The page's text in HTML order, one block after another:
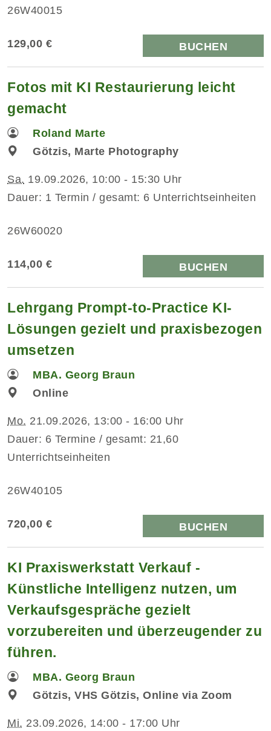
26W40015
129,00 € BUCHEN
Fotos mit KI Restaurierung leicht
gemacht
Roland Marte
Götzis, Marte Photography
Sa. 19.09.2026, 10:00 - 15:30 Uhr
Dauer: 1 Termin / gesamt: 6 Unterrichtseinheiten
26W60020
114,00 € BUCHEN
Lehrgang Prompt-to-Practice KI-
Lösungen gezielt und praxisbezogen
umsetzen
MBA. Georg Braun
Online
Mo. 21.09.2026, 13:00 - 16:00 Uhr
Dauer: 6 Termine / gesamt: 21,60
Unterrichtseinheiten
26W40105
720,00 € BUCHEN
KI Praxiswerkstatt Verkauf -
Künstliche Intelligenz nutzen, um
Verkaufsgespräche gezielt
vorzubereiten und überzeugender zu
führen.
MBA. Georg Braun
Götzis, VHS Götzis, Online via Zoom
Mi. 23.09.2026, 14:00 - 17:00 Uhr